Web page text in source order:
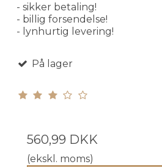
- sikker betaling!
- billig forsendelse!
- lynhurtig levering!
På lager
560,99 DKK
(ekskl. moms)